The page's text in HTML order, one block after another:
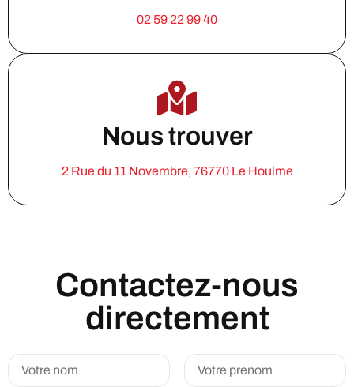
02 59 22 99 40
Nous trouver
2 Rue du 11 Novembre, 76770 Le Houlme
Contactez-nous
directement